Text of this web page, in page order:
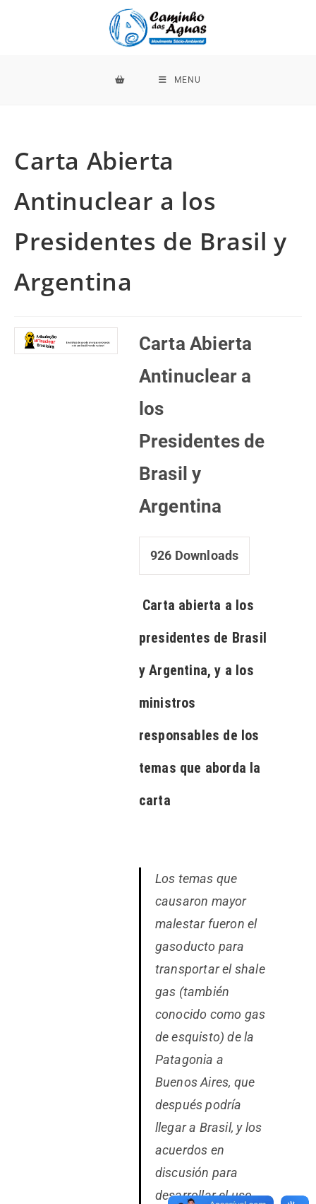
MENU
Carta Abierta
Antinuclear a los
Presidentes de Brasil y
Argentina
Carta Abierta
Antinuclear a
los
Presidentes de
Brasil y
Argentina
926 Downloads
Carta abierta a los
presidentes de Brasil
y Argentina, y a los
ministros
responsables de los
temas que aborda la
carta
Los temas que
causaron mayor
malestar fueron el
gasoducto para
transportar el shale
gas (también
conocido como gas
de esquisto) de la
Patagonia a
Buenos Aires, que
después podría
llegar a Brasil, y los
acuerdos en
discusión para
desarrollar el uso